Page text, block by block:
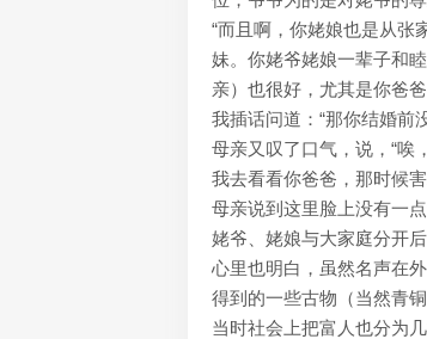
“而且啊，你姥娘也是从张
妹。你姥爷姥娘一辈子和
亲）也很好，尤其是你爸
我插话问道：“那你结婚前
母亲又叹了口气，说，“唉
我去看看你爸爸，那时候
母亲说到这里脸上没有一
姥爷、姥娘与大家庭分开
心里也明白，虽然名声在
得到的一些古物（当然青
当时社会上把富人也分为